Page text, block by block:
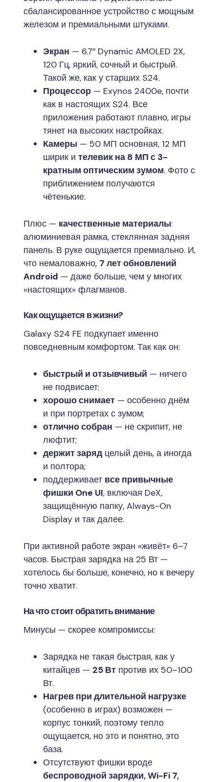
сбалансированное устройство с мощным
железом и премиальными штуками.
Экран — 6.7″ Dynamic AMOLED 2X,
120 Гц, яркий, сочный и быстрый.
Такой же, как у старших S24.
Процессор — Exynos 2400e, почти
как в настоящих S24. Все
приложения работают плавно, игры
тянет на высоких настройках.
Камеры — 50 МП основная, 12 МП
ширик и телевик на 8 МП с 3-
кратным оптическим зумом. Фото с
приближением получаются
чётенькие.
Плюс — качественные материалы:
алюминиевая рамка, стеклянная задняя
панель. В руке ощущается премиально. И,
что немаловажно, 7 лет обновлений
Android — даже больше, чем у многих
«настоящих» флагманов.
Как ощущается в жизни?
Galaxy S24 FE подкупает именно
повседневным комфортом. Так как он:
быстрый и отзывчивый — ничего
не подвисает;
хорошо снимает — особенно днём
и при портретах с зумом;
отлично собран — не скрипит, не
люфтит;
держит заряд целый день, а иногда
и полтора;
поддерживает все привычные
фишки One UI, включая DeX,
защищённую папку, Always-On
Display и так далее.
При активной работе экран «живёт» 6–7
часов. Быстрая зарядка на 25 Вт —
хотелось бы больше, конечно, но к вечеру
точно хватит.
На что стоит обратить внимание
Минусы — скорее компромиссы:
Зарядка не такая быстрая, как у
китайцев — 25 Вт против их 50–100
Вт.
Нагрев при длительной нагрузке
(особенно в играх) возможен —
корпус тонкий, поэтому тепло
ощущается, но это и понятно, это
база.
Отсутствуют фишки вроде
беспроводной зарядки, Wi-Fi 7,